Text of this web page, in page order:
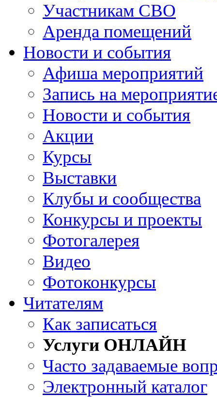
Участникам СВО
Аренда помещений
Новости и события
Афиша мероприятий
Запись на
Новости и события
Акции
Курсы
Выставки
Клубы и сообщества
Конкурсы и проекты
Фотогалерея
Видео
Фотоконкурсы
Читателям
Как записаться
Услуги ОНЛАЙН
Часто задаваемые
Электронный каталог